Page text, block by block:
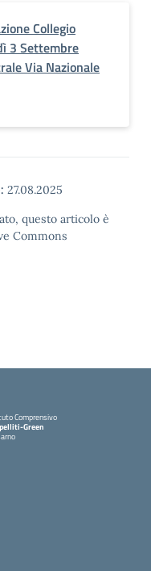
Collegio
3 Settembre
Via Nazionale
27.08.2025
questo articolo è
Commons
Comprensivo
Green